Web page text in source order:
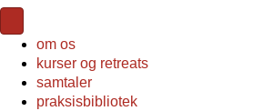
om os
kurser og retreats
samtaler
praksisbibliotek